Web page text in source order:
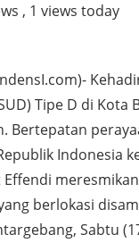
, 1 views today
Tipe D di Kota
Bertepatan
Indonesia
meresmikan
berlokasi
Sabtu